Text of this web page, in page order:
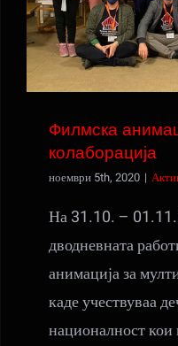
Филмска
колаборација
ноември 5th, 2020 |
На 31.10. –
дводневната
анимација за
каде учествуваа
националност